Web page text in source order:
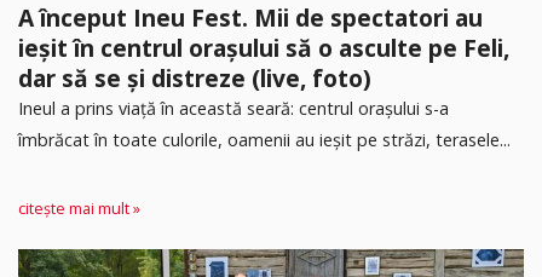
A început Ineu Fest. Mii de spectatori au
ieșit în centrul orașului să o asculte pe Feli,
dar să se și distreze (live, foto)
Ineul a prins viață în această seară: centrul orașului s-a
îmbrăcat în toate culorile, oamenii au ieșit pe străzi, terasele...
citește mai mult »